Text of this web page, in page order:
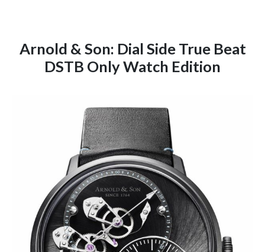
Arnold & Son: Dial Side True Beat
DSTB Only Watch Edition